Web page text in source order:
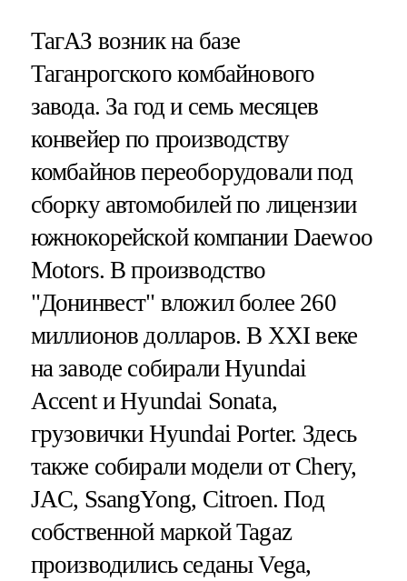
ТагАЗ возник на базе
Таганрогского комбайнового
завода. За год и семь месяцев
конвейер по производству
комбайнов переоборудовали под
сборку автомобилей по лицензии
южнокорейской компании Daewoo
Motors. В производство
"Донинвест" вложил более 260
миллионов долларов. В XXI веке
на заводе собирали Hyundai
Accent и Hyundai Sonata,
грузовички Hyundai Porter. Здесь
также собирали модели от Chery,
JAC, SsangYong, Citroen. Под
собственной маркой Tagaz
производились седаны Vega,